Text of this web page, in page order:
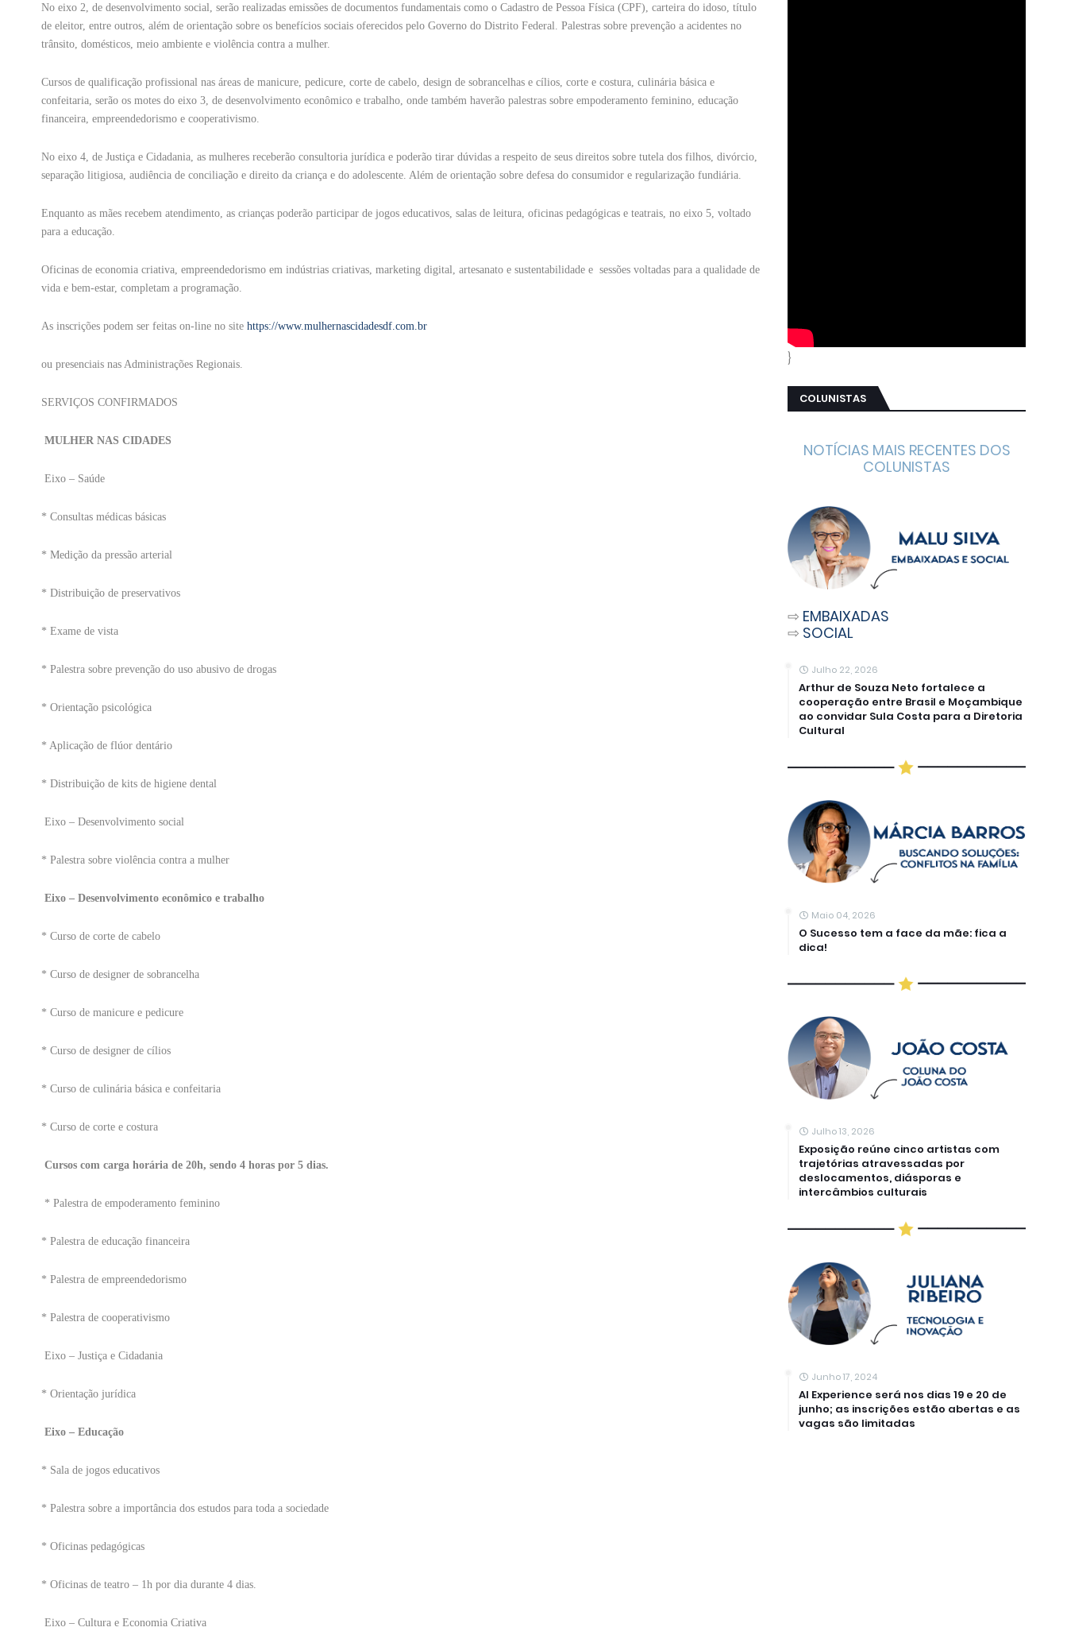
No eixo 2, de desenvolvimento social, serão realizadas emissões de documentos fundamentais como o Cadastro de Pessoa Física (CPF), carteira do idoso, título
de eleitor, entre outros, além de orientação sobre os benefícios sociais oferecidos pelo Governo do Distrito Federal. Palestras sobre prevenção a acidentes no
trânsito, domésticos, meio ambiente e violência contra a mulher.
Cursos de qualificação profissional nas áreas de manicure, pedicure, corte de cabelo, design de sobrancelhas e cílios, corte e costura, culinária básica e
confeitaria, serão os motes do eixo 3, de desenvolvimento econômico e trabalho, onde também haverão palestras sobre empoderamento feminino, educação
financeira, empreendedorismo e cooperativismo.
No eixo 4, de Justiça e Cidadania, as mulheres receberão consultoria jurídica e poderão tirar dúvidas a respeito de seus direitos sobre tutela dos filhos, divórcio,
separação litigiosa, audiência de conciliação e direito da criança e do adolescente. Além de orientação sobre defesa do consumidor e regularização fundiária.
Enquanto as mães recebem atendimento, as crianças poderão participar de jogos educativos, salas de leitura, oficinas pedagógicas e teatrais, no eixo 5, voltado
para a educação.
Oficinas de economia criativa, empreendedorismo em indústrias criativas, marketing digital, artesanato e sustentabilidade e sessões voltadas para a qualidade de
vida e bem-estar, completam a programação.
As inscrições podem ser feitas on-line no site https://www.mulhernascidadesdf.com.br
ou presenciais nas Administrações Regionais.
SERVIÇOS CONFIRMADOS
MULHER NAS CIDADES
Eixo – Saúde
* Consultas médicas básicas
* Medição da pressão arterial
* Distribuição de preservativos
* Exame de vista
* Palestra sobre prevenção do uso abusivo de drogas
* Orientação psicológica
* Aplicação de flúor dentário
* Distribuição de kits de higiene dental
Eixo – Desenvolvimento social
* Palestra sobre violência contra a mulher
Eixo – Desenvolvimento econômico e trabalho
* Curso de corte de cabelo
* Curso de designer de sobrancelha
* Curso de manicure e pedicure
* Curso de designer de cílios
* Curso de culinária básica e confeitaria
* Curso de corte e costura
Cursos com carga horária de 20h, sendo 4 horas por 5 dias.
* Palestra de empoderamento feminino
* Palestra de educação financeira
* Palestra de empreendedorismo
* Palestra de cooperativismo
Eixo – Justiça e Cidadania
* Orientação jurídica
Eixo – Educação
* Sala de jogos educativos
* Palestra sobre a importância dos estudos para toda a sociedade
* Oficinas pedagógicas
* Oficinas de teatro – 1h por dia durante 4 dias.
Eixo – Cultura e Economia Criativa
}
COLUNISTAS
NOTÍCIAS MAIS RECENTES DOS
COLUNISTAS
⇨ EMBAIXADAS
⇨ SOCIAL
Julho 22, 2026
Arthur de Souza Neto fortalece a
cooperação entre Brasil e Moçambique
ao convidar Sula Costa para a Diretoria
Cultural
Maio 04, 2026
O Sucesso tem a face da mãe: fica a
dica!
Julho 13, 2026
Exposição reúne cinco artistas com
trajetórias atravessadas por
deslocamentos, diásporas e
intercâmbios culturais
Junho 17, 2024
AI Experience será nos dias 19 e 20 de
junho; as inscrições estão abertas e as
vagas são limitadas